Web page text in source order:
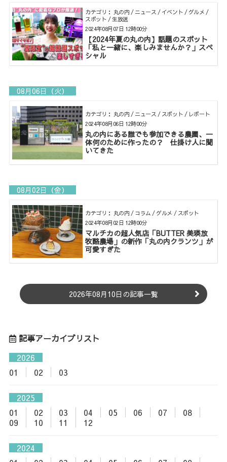
カテゴリ： 丸の内 / ニュース / イベント / グルメ /
スポット / 生放送
【2024年夏の丸の内】話題のスポット
「私と一緒に、楽しみませんか？」スペ
シャル
2024年08月07日 12時00分
08月06日（火）
カテゴリ： 丸の内 / ニュース / スポット / レポート
丸の内にある誰でも参加できる農園、一
体何のために作ったの？ 仕掛け人に聞
いてきた
2024年08月06日 12時00分
08月02日（金）
カテゴリ： 丸の内 / コラム / グルメ / スポット
マルチカの超人気店「BUTTER 美瑛放
牧酪農場」の新作「丸の内クランツ」が
可愛すぎた
2024年08月02日 12時00分
2026年08月10日の記事一覧
記事アーカイブリスト
2026
01
02 03
2025
01
02 03 04 05 06 07
08
09
10 11 12
2024